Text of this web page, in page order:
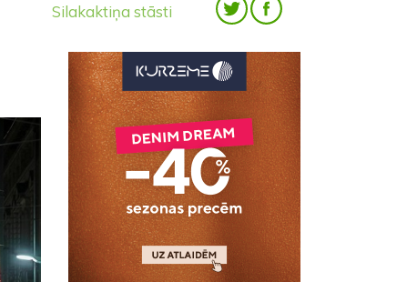
Silakaktiņa stāsti